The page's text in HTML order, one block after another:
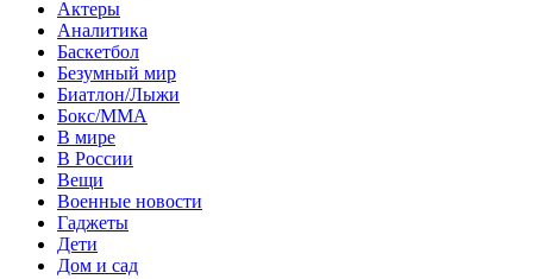
Актеры
Аналитика
Баскетбол
Безумный мир
Биатлон/Лыжи
Бокс/MMA
В мире
В России
Вещи
Военные новости
Гаджеты
Дети
Дом и сад